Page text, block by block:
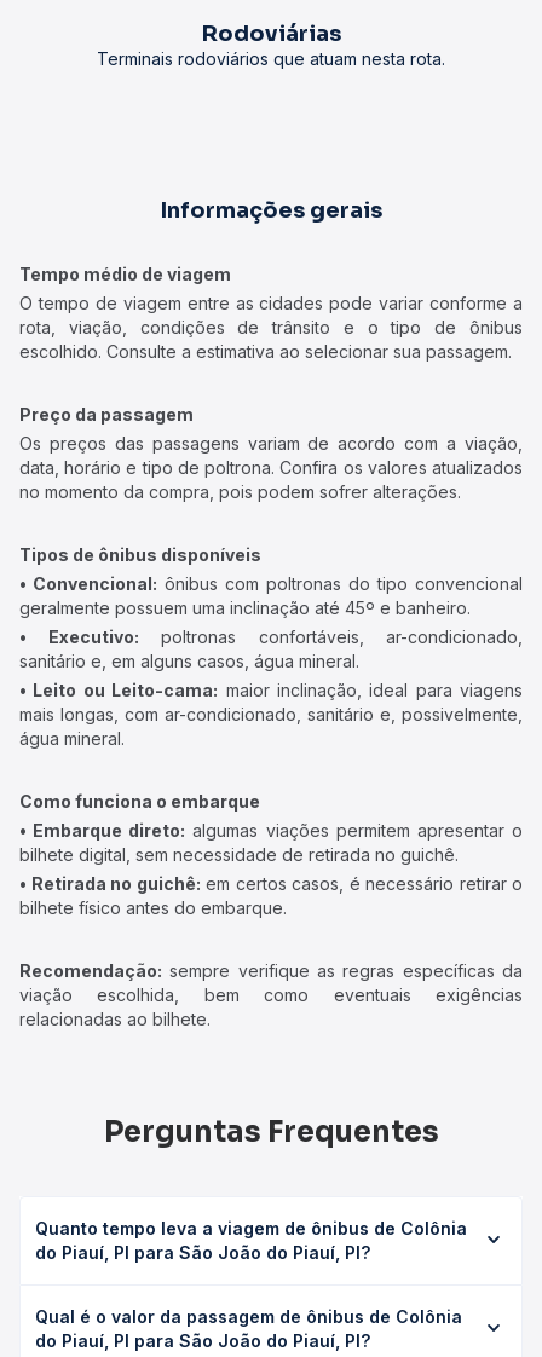
Rodoviárias
Terminais rodoviários que atuam nesta rota.
Informações gerais
Tempo médio de viagem
O tempo de viagem entre as cidades pode variar conforme a
rota, viação, condições de trânsito e o tipo de ônibus
escolhido. Consulte a estimativa ao selecionar sua passagem.
Preço da passagem
Os preços das passagens variam de acordo com a viação,
data, horário e tipo de poltrona. Confira os valores atualizados
no momento da compra, pois podem sofrer alterações.
Tipos de ônibus disponíveis
• Convencional: ônibus com poltronas do tipo convencional
geralmente possuem uma inclinação até 45º e banheiro.
• Executivo: poltronas confortáveis, ar-condicionado,
sanitário e, em alguns casos, água mineral.
• Leito ou Leito-cama: maior inclinação, ideal para viagens
mais longas, com ar-condicionado, sanitário e, possivelmente,
água mineral.
Como funciona o embarque
• Embarque direto: algumas viações permitem apresentar o
bilhete digital, sem necessidade de retirada no guichê.
• Retirada no guichê: em certos casos, é necessário retirar o
bilhete físico antes do embarque.
Recomendação: sempre verifique as regras específicas da
viação escolhida, bem como eventuais exigências
relacionadas ao bilhete.
Perguntas Frequentes
Quanto tempo leva a viagem de ônibus de Colônia
do Piauí, PI para São João do Piauí, PI?
do Piauí, PI leva em média 3h 3min, podendo variar
conforme a viação, o tipo de serviço (convencional,
Qual é o valor da passagem de ônibus de Colônia
do Piauí, PI para São João do Piauí, PI?